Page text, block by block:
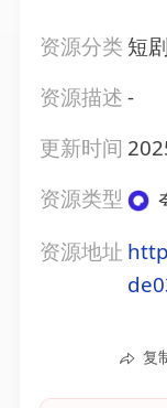
资源分类 短剧
资源描述-
更新时间
资源类型
资源地址
复